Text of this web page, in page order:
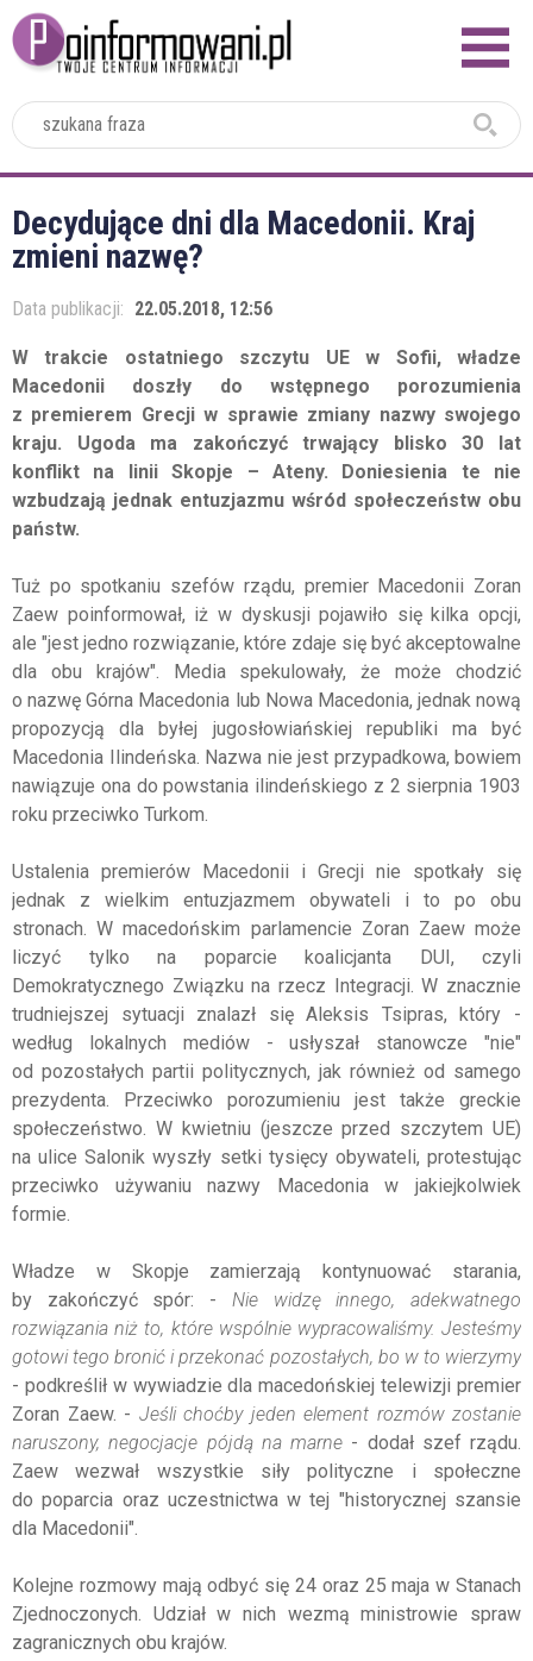
Decydujące dni dla Macedonii. Kraj
zmieni nazwę?
Data publikacji: 22.05.2018, 12:56
W trakcie ostatniego szczytu UE w Sofii, władze
Macedonii doszły do wstępnego porozumienia
z premierem Grecji w sprawie zmiany nazwy swojego
kraju. Ugoda ma zakończyć trwający blisko 30 lat
konflikt na linii Skopje – Ateny. Doniesienia te nie
wzbudzają jednak entuzjazmu wśród społeczeństw obu
państw.
Tuż po spotkaniu szefów rządu, premier Macedonii Zoran
Zaew poinformował, iż w dyskusji pojawiło się kilka opcji,
ale "jest jedno rozwiązanie, które zdaje się być akceptowalne
dla obu krajów". Media spekulowały, że może chodzić
o nazwę Górna Macedonia lub Nowa Macedonia, jednak nową
propozycją dla byłej jugosłowiańskiej republiki ma być
Macedonia Ilindeńska. Nazwa nie jest przypadkowa, bowiem
nawiązuje ona do powstania ilindeńskiego z 2 sierpnia 1903
roku przeciwko Turkom.
Ustalenia premierów Macedonii i Grecji nie spotkały się
jednak z wielkim entuzjazmem obywateli i to po obu
stronach. W macedońskim parlamencie Zoran Zaew może
liczyć tylko na poparcie koalicjanta DUI, czyli
Demokratycznego Związku na rzecz Integracji. W znacznie
trudniejszej sytuacji znalazł się Aleksis Tsipras, który -
według lokalnych mediów - usłyszał stanowcze "nie"
od pozostałych partii politycznych, jak również od samego
prezydenta. Przeciwko porozumieniu jest także greckie
społeczeństwo. W kwietniu (jeszcze przed szczytem UE)
na ulice Salonik wyszły setki tysięcy obywateli, protestując
przeciwko używaniu nazwy Macedonia w jakiejkolwiek
formie.
Władze w Skopje zamierzają kontynuować starania,
by zakończyć spór: - Nie widzę innego, adekwatnego
rozwiązania niż to, które wspólnie wypracowaliśmy. Jesteśmy
gotowi tego bronić i przekonać pozostałych, bo w to wierzymy
- podkreślił w wywiadzie dla macedońskiej telewizji premier
Zoran Zaew. - Jeśli choćby jeden element rozmów zostanie
naruszony, negocjacje pójdą na marne - dodał szef rządu.
Zaew wezwał wszystkie siły polityczne i społeczne
do poparcia oraz uczestnictwa w tej "historycznej szansie
dla Macedonii".
Kolejne rozmowy mają odbyć się 24 oraz 25 maja w Stanach
Zjednoczonych. Udział w nich wezmą ministrowie spraw
zagranicznych obu krajów.